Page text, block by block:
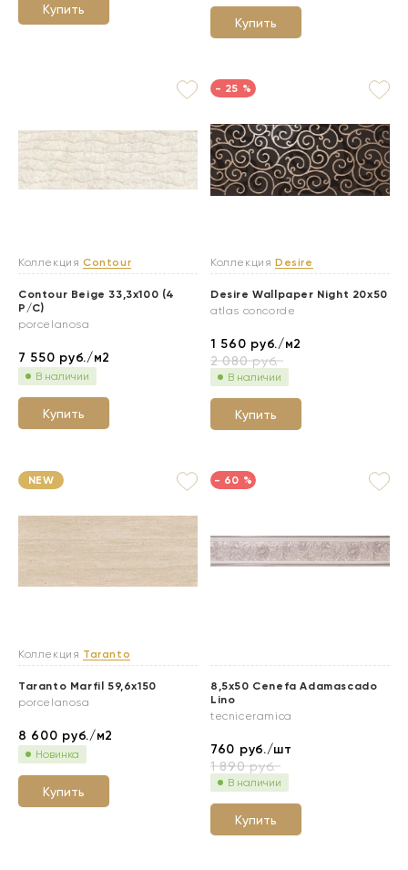
Купить
Купить
Коллекция Contour
Contour Beige 33,3x100 (4
P/C)
porcelanosa
7 550 руб./м2
В наличии
Купить
- 25 %
Коллекция Desire
Desire Wallpaper Night 20x50
atlas concorde
1 560 руб./м2
2 080руб.
В наличии
Купить
NEW
Коллекция Taranto
Taranto Marfil 59,6x150
porcelanosa
8 600 руб./м2
Новинка
Купить
- 60 %
8,5x50 Cenefa Adamascado
Lino
tecniceramica
760 руб./шт
1 890руб.
В наличии
Купить